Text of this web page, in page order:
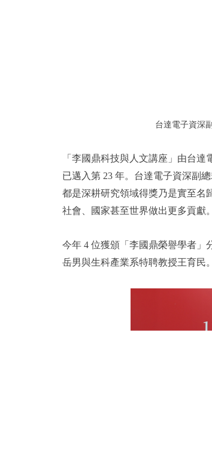
台達電子資深
「李國鼎科技與人文講座」由台
已邁入第 23 年。台達電子資深副
都是深耕研究領域得獎乃是實至名
社會、國家甚至世界做出更多貢獻。
今年 4 位獲頒「李國鼎榮譽學者」
岳男與生科產業系特聘教授王育民。